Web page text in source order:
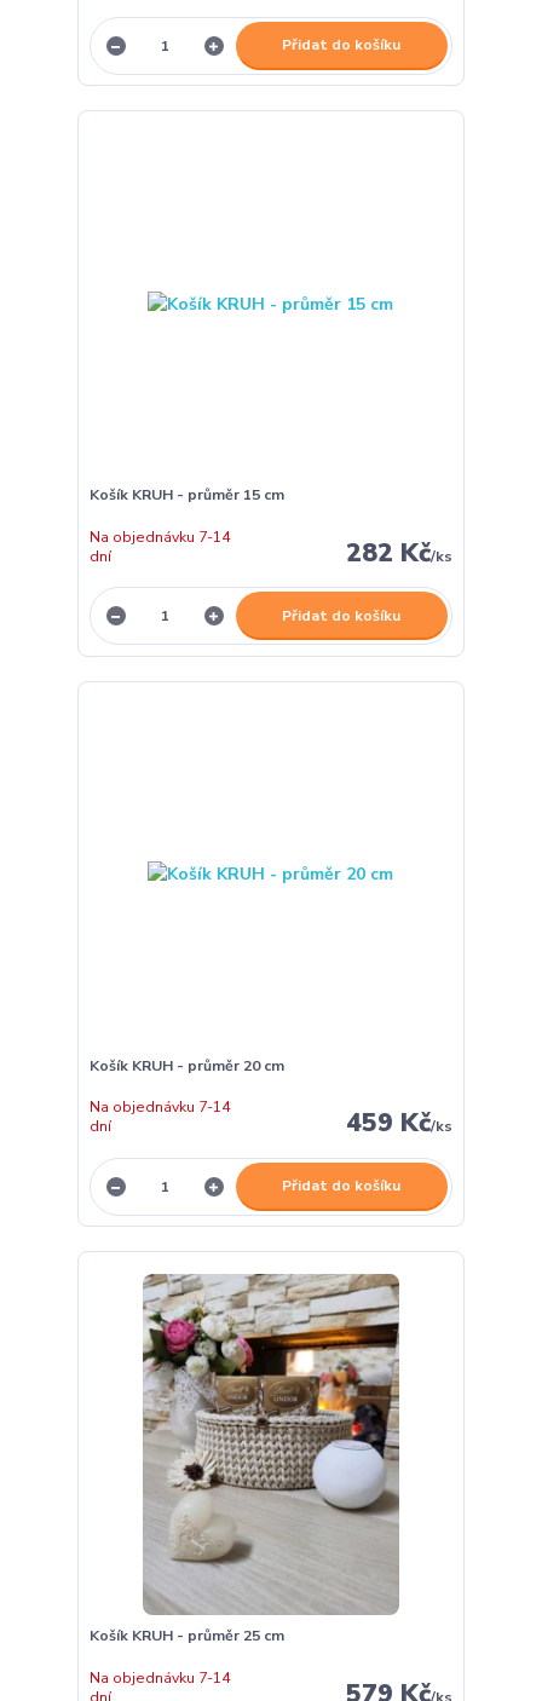
Přidat do košíku
Košík KRUH - průměr 15 cm
282 Kč/ks
Na objednávku 7-14
dní
Přidat do košíku
Košík KRUH - průměr 20 cm
459 Kč/ks
Na objednávku 7-14
dní
Přidat do košíku
Košík KRUH - průměr 25 cm
579 Kč/ks
Na objednávku 7-14
dní